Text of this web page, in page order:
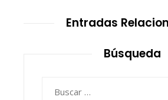
Entradas
Búsqueda